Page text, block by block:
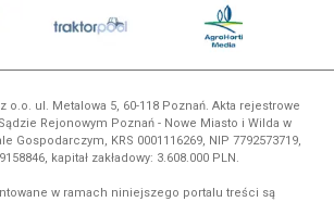
o.o. ul. Metalowa 5, 60-118 Poznań. Akta rejestrowe
Rejonowym Poznań - Nowe Miasto i Wilda w
Gospodarczym, KRS 0001116269, NIP 7792573719,
kapitał zakładowy: 3.608.000 PLN.
w ramach niniejszego portalu treści są